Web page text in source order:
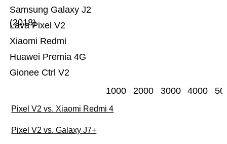
Gionee Ctrl V2
Huawei Premia 4G
Xiaomi Redmi
Lava Pixel V2
Samsung Galaxy J2
(2018)
1000 2000 3000 4000
Pixel V2 vs. Xiaomi Redmi 4
Pixel V2 vs. Galaxy J7+